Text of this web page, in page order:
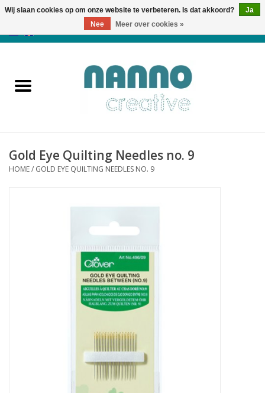
Producten
Nieuws
Gold Eye Quilting Needles no. 9
HOME/ GOLD EYE QUILTING NEEDLES NO. 9
Wij slaan cookies op om onze website te verbeteren. Is dat akkoord?
Ja
Nee
Meer over cookies »